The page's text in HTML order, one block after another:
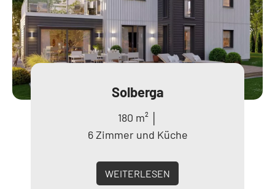
Solberga
180 m² │
6 Zimmer und Küche
WEITERLESEN